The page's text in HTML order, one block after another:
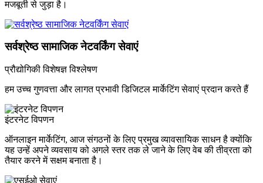
मजबूती से जुड़ा है।
सर्वश्रेष्ठ सामाजिक नेटवर्किंग सेवाएं
प्रौद्योगिकी विशेषज्ञ विश्लेषण
हम उच्च गुणवत्ता और लागत प्रभावी डिजिटल मार्केटिंग सेवाएं प्रदान करते हैं
इंटरनेट विपणन
ऑनलाइन मार्केटिंग, आज संगठनों के लिए प्रमुख व्यावसायिक साधन है क्योंकि
यह उन्हें अपने व्यवसाय को अगले स्तर तक ले जाने के लिए वेब की तीव्रता को
तैयार करने में सक्षम बनाता है।